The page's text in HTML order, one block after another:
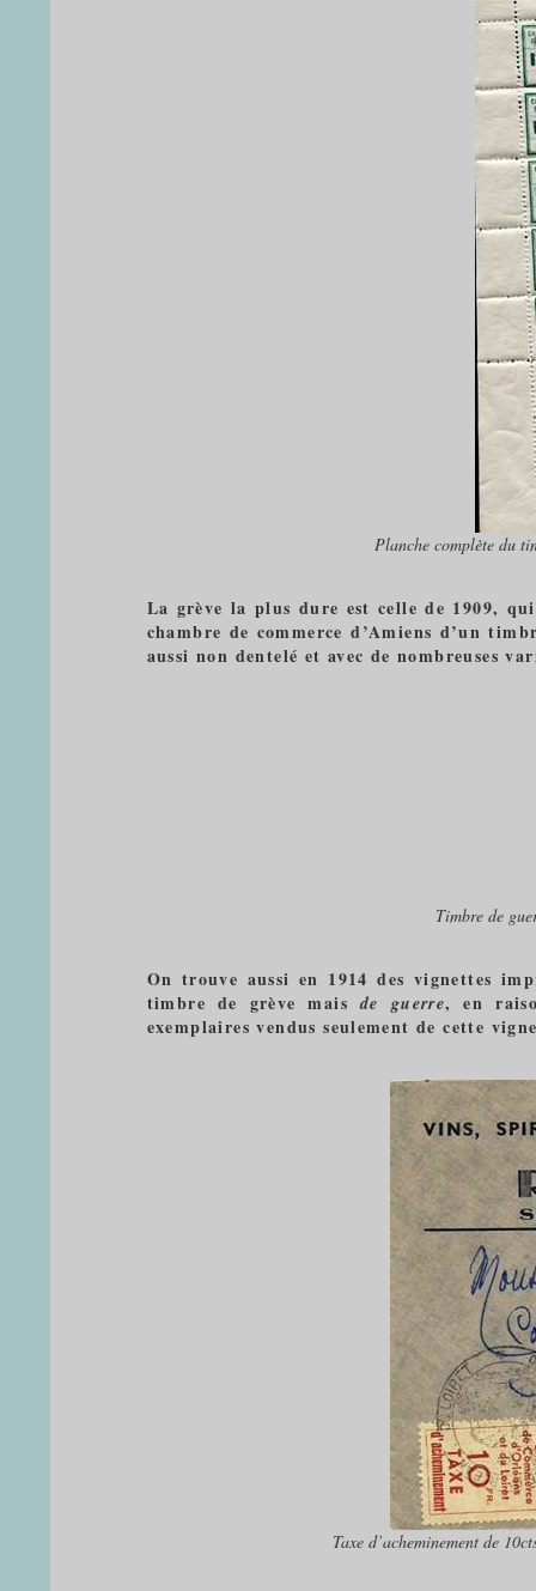
Planche complète du
La grève la plus dure est celle de 1909,
chambre de commerce d’Amiens d’un
aussi non dentelé et avec de nombreuses
Timbre de
On trouve aussi en 1914 des vignettes
timbre de grève maisde guerre, en
exemplaires vendus seulement de cette
Taxe d’acheminement de